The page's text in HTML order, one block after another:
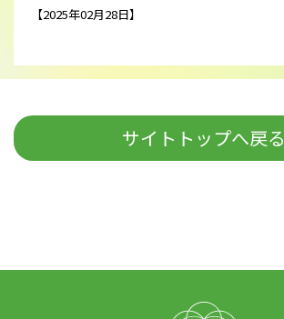
【2025年02月28日】
サイトトップへ戻る